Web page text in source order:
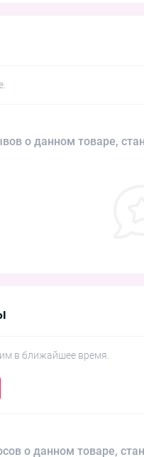
о данном товаре,
в ближайшее время.
о данном товаре,